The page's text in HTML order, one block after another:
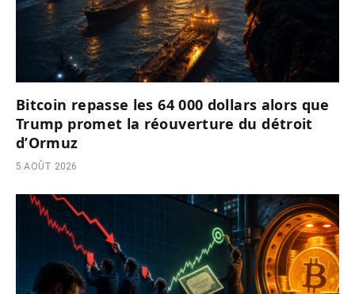
Bitcoin repasse les 64 000 dollars alors que
Trump promet la réouverture du détroit
d’Ormuz
5 AOÛT 2026